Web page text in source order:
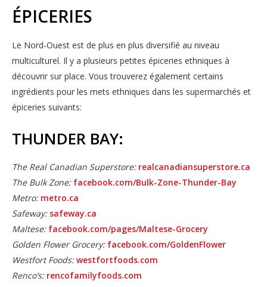
ÉPICERIES
Le Nord-Ouest est de plus en plus diversifié au niveau
multiculturel. Il y a plusieurs petites épiceries ethniques à
découvrir sur place. Vous trouverez également certains
ingrédients pour les mets ethniques dans les supermarchés et
épiceries suivants:
THUNDER BAY:
The Real Canadian Superstore: realcanadiansuperstore.ca
The Bulk Zone: facebook.com/Bulk-Zone-Thunder-Bay
Metro: metro.ca
Safeway: safeway.ca
Maltese: facebook.com/pages/Maltese-Grocery
Golden Flower Grocery: facebook.com/GoldenFlower
Westfort Foods: westfortfoods.com
Renco’s: rencofamilyfoods.com